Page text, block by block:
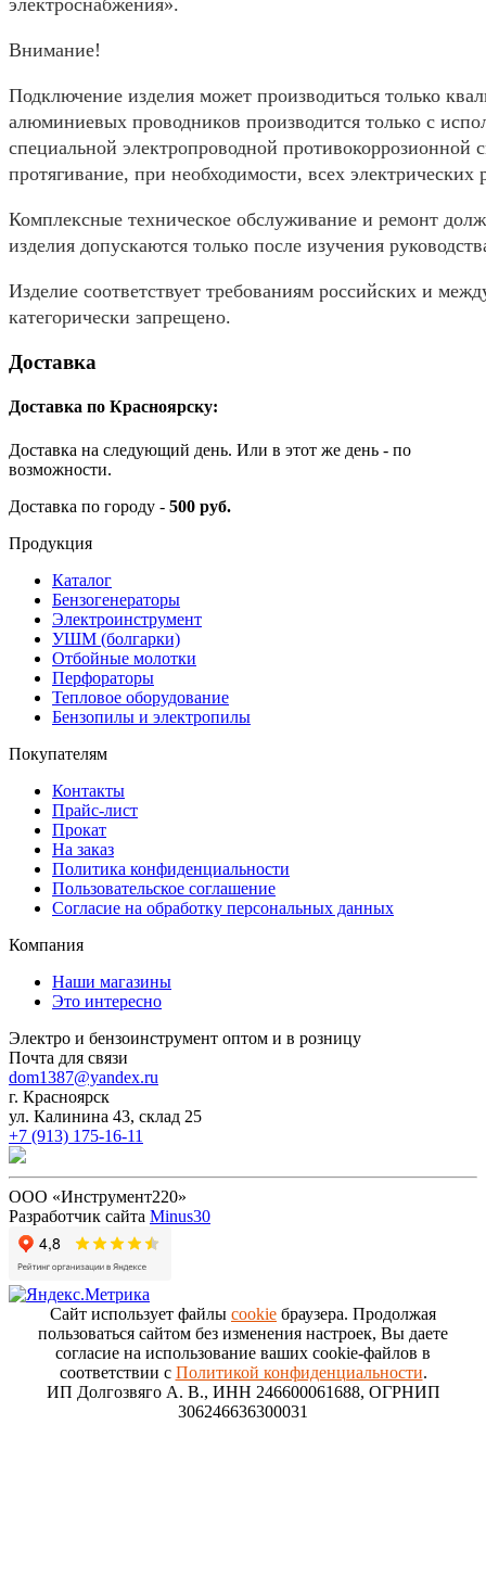
электроснабжения».
Внимание!
Подключение изделия может производиться только
алюминиевых проводников производится только с
специальной электропроводной противокоррозионной
протягивание, при необходимости, всех
Комплексные техническое обслуживание и ремонт
изделия допускаются только после изучения
Изделие соответствует требованиям российских и
категорически запрещено.
Доставка
Доставка по Красноярску:
Доставка на следующий день. Или в этот же день - по
возможности.
Доставка по городу - 500 руб.
Продукция
Каталог
Бензогенераторы
Электроинструмент
УШМ (болгарки)
Отбойные молотки
Перфораторы
Тепловое оборудование
Бензопилы и электропилы
Покупателям
Контакты
Прайс-лист
Прокат
На заказ
Политика конфиденциальности
Пользовательское соглашение
Согласие на обработку персональных данных
Компания
Наши магазины
Это интересно
Электро и бензоинструмент оптом и в розницу
Почта для связи
dom1387@yandex.ru
г. Красноярск
ул. Калинина 43, склад 25
+7 (913) 175-16-11
ООО «Инструмент220»
Разработчик сайта Minus30
Сайт использует файлы cookie браузера. Продолжая
пользоваться сайтом без изменения настроек, Вы даете
согласие на использование ваших cookie-файлов в
соответствии с Политикой конфиденциальности.
ИП Долгозвяго А. В., ИНН 246600061688, ОГРНИП
306246636300031